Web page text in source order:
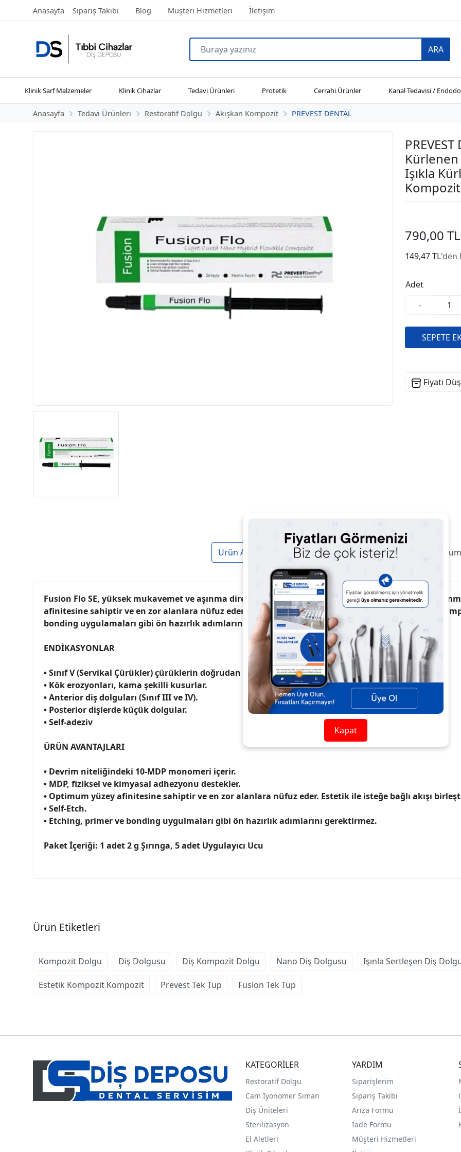
Anasayfa Sipariş Takibi Blog Müşteri Hizmetleri İletişim
ARA
Klinik Sarf Malzemeler Klinik Cihazlar Tedavi Ürünleri Protetik Cerrahi Ürünler Kanal Tedavisi /
Anasayfa Tedavi Ürünleri Restoratif Dolgu Akışkan Kompozit PREVEST DENTAL
Işıkla
Kompozit
790,00 TL
149,47 TL'den
Adet
-
Fiyatı
Ürün Açıklaması Taksit / Ödeme Seçenekleri Ürün
Fusion Flo SE, yüksek mukavemet ve aşınma direnci sağlayan, kendinden asitli, self-adeziv,
afinitesine sahiptir ve en zor alanlara nüfuz eder. Estetik ile isteğe bağlı akışı birleştirir. Akışkan
bonding uygulamaları gibi ön hazırlık adımlarını gerektirmez.
ENDİKASYONLAR
• Sınıf V (Servikal Çürükler) çürüklerin doğrudan doldurulması
• Kök erozyonları, kama şekilli kusurlar.
• Anterior diş dolguları (Sınıf III ve IV).
• Posterior dişlerde küçük dolgular.
• Self-adeziv
ÜRÜN AVANTAJLARI
• Devrim niteliğindeki 10-MDP monomeri içerir.
• MDP, fiziksel ve kimyasal adhezyonu destekler.
• Optimum yüzey afinitesine sahiptir ve en zor alanlara nüfuz eder. Estetik ile isteğe bağlı akışı
• Self-Etch.
• Etching, primer ve bonding uygulmaları gibi ön hazırlık adımlarını gerektirmez.
Paket İçeriği: 1 adet 2 g Şırınga, 5 adet Uygulayıcı Ucu
Ürün Etiketleri
Kompozit Dolgu Diş Dolgusu Diş Kompozit Dolgu Nano Diş Dolgusu Işınla Sertleşen Diş
Estetik Kompozit Kompozit Prevest Tek Tüp Fusion Tek Tüp
KATEGORİLER
Restoratif Dolgu
Cam İyonomer Siman
Diş Üniteleri
Sterilizasyon
El Aletleri
YARDIM
Siparişlerim
Sipariş Takibi
Arıza Formu
İade Formu
Müşteri Hizmetleri
Kapat